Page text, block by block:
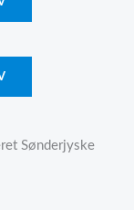
Sønderjyske